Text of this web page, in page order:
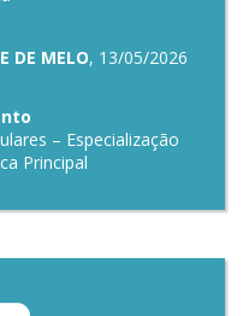
DE MELO, 13/05/2026
– Especialização
Principal